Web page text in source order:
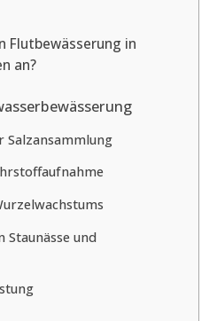
Flutbewässerung in
an?
Salzansammlung
Staunässe und